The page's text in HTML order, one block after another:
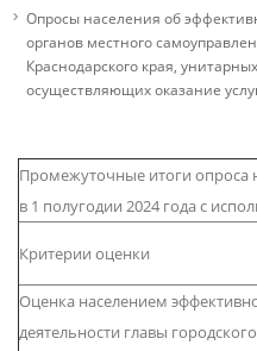
Опросы населения об
органов местного
Краснодарского края,
осуществляющих оказание
Промежуточные итоги опроса
в 1 полугодии 2024 года с
Критерии оценки
Оценка населением
деятельности главы городского